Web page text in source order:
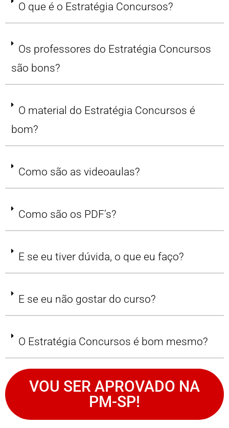
O que é o Estratégia Concursos?
Os professores do Estratégia Concursos
são bons?
O material do Estratégia Concursos é
bom?
Como são as videoaulas?
Como são os PDF’s?
E se eu tiver dúvida, o que eu faço?
E se eu não gostar do curso?
O Estratégia Concursos é bom mesmo?
VOU SER APROVADO NA
PM-SP!